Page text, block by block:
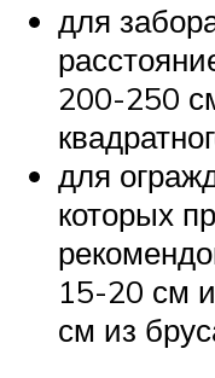
для
200-250
для
которых
15-20 см
см из